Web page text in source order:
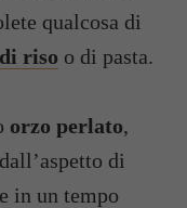
qualcosa di
riso o di pasta.
orzo perlato,
di
in un tempo